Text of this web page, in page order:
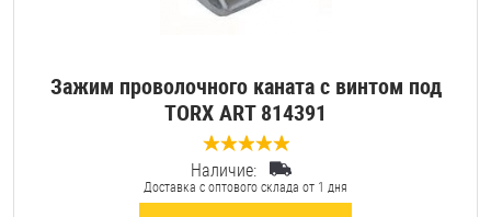
Зажим проволочного каната с винтом под
TORX ART 814391
0 отзывов
Наличие:
Доставка с оптового склада от 1 дня